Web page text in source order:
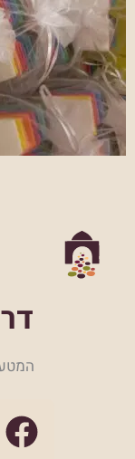
המטע 4, להבות הבשן,
F
a